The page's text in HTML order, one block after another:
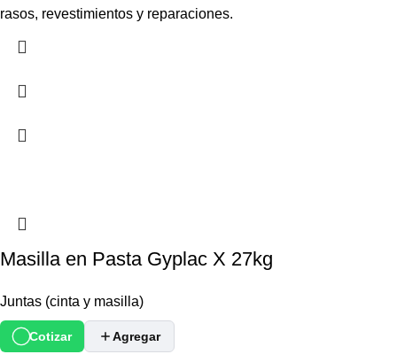
rasos, revestimientos y reparaciones.
Masilla en Pasta Gyplac X 27kg
Juntas (cinta y masilla)
Cotizar Agregar